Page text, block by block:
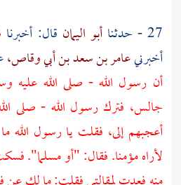
27 - حدثنا
أبو اليمان قال: أخبرنا
أخبرنيعامر بن سعد بن أبي وقاص،
أن رسول الله - صلى الله عليه
جالس، فترك رسول الله - صلى
أعجبهم إلى، فقلت يا رسول الله
لأراه مؤمنا. فقال: "أو مسلما".